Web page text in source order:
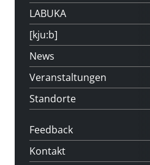
LABUKA
[kju:b]
News
Veranstaltungen
Standorte
Feedback
Kontakt